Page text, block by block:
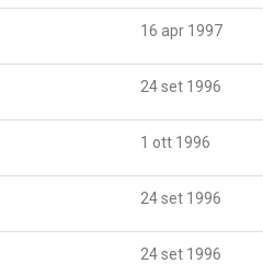
16 apr 1997
24 set 1996
1 ott 1996
24 set 1996
24 set 1996